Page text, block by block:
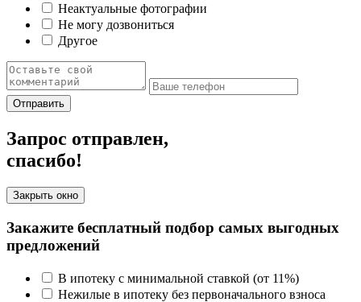
Неактуальные фотографии
Не могу дозвониться
Другое
Отправить
Запрос отправлен,
спасибо!
Закрыть окно
Закажите бесплатный подбор самых выгодных
предложений
В ипотеку с минимальной ставкой (от 11%)
Нежилые в ипотеку без первоначального взноса